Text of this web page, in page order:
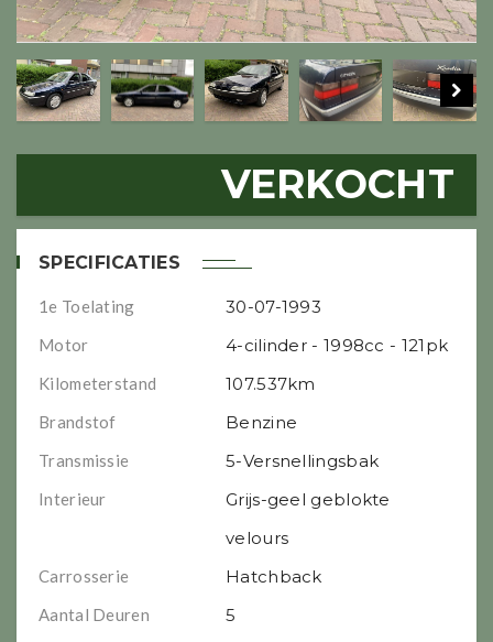
VERKOCHT
SPECIFICATIES
1e Toelating 30-07-1993
Motor 4-cilinder - 1998cc - 121pk
Kilometerstand 107.537km
Brandstof Benzine
Transmissie 5-Versnellingsbak
Interieur
Grijs-geel geblokte
velours
Carrosserie Hatchback
Aantal Deuren 5